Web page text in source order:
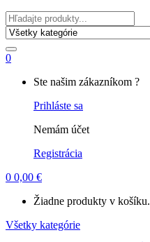
Hľadať
0
Ste našim zákazníkom ?
Prihláste sa
Nemám účet
Registrácia
0 0,00 €
Žiadne produkty v košíku.
Všetky kategórie